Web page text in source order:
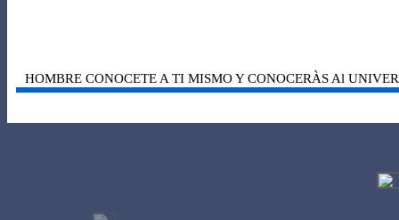
HOMBRE CONOCETE A TI MISMO Y CONOCERÀS Al